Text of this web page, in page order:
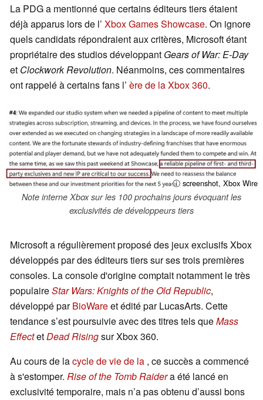
La PDG a mentionné que certains éditeurs tiers étaient
déjà apparus lors de l’ Xbox Games Showcase. On ignore
quels candidats répondraient aux critères, Microsoft étant
propriétaire des studios développant Gears of War: E-Day
et Clockwork Revolution. Néanmoins, ces commentaires
ont rappelé à certains fans l’ ère de la Xbox 360.
ⓘ screenshot, Xbox Wire
Note interne Xbox sur les 100 prochains jours évoquant les
exclusivités de développeurs tiers
Microsoft a régulièrement proposé des jeux exclusifs Xbox
développés par des éditeurs tiers sur ses trois premières
consoles. La console d'origine comptait notamment le très
populaireStar Wars: Knights of the Old Republic,
développé parBioWareet édité par LucasArts. Cette
tendance s’est poursuivie avec des titres tels queMass
EffectetDead Risingsur Xbox 360.
Au cours de lacycle de vie de la , ce succès a commencé
à s'estomper. Rise of the Tomb Raidera été lancé en
exclusivité temporaire, mais n’a pas obtenu d’aussi bons